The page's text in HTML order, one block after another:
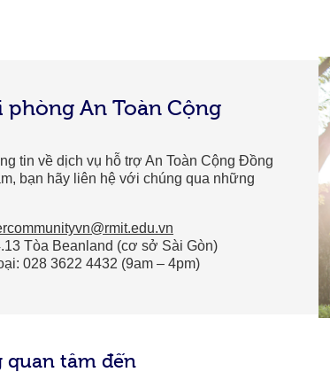
phòng An Toàn Cộng
tin về dịch vụ hỗ trợ An Toàn Cộng Đồng
bạn hãy liên hệ với chúng qua những
Tòa Beanland (cơ sở Sài Gòn)
028 3622 4432 (9am – 4pm)
quan tâm đến